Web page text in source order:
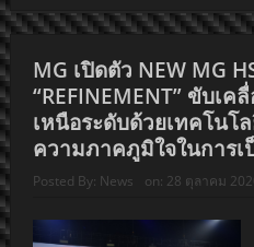
MG เปิดตัว NEW MG
“REFINEMENT” ขับเ
เหนือระดับด้วยเทคโนโ
ความภาคภูมิใจในการเ
Posted By: News on: 28 ตุลาคม